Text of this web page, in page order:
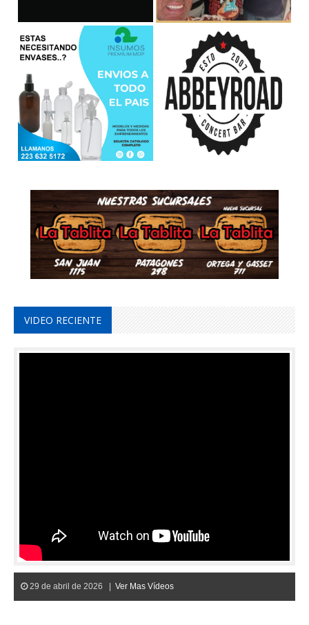
VIDEO RECIENTE
29 de abril de 2026 | Ver Mas Vídeos